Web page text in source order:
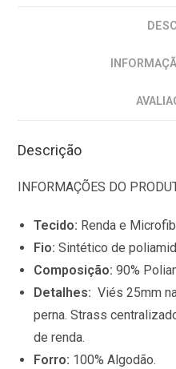
Descrição
INFORMAÇÕES DO
Tecido: Renda e
Fio: Sintético de
Composição:90%
Detalhes: Viés 25mm
perna. Strass
de renda.
Forro: 100% Algodão.